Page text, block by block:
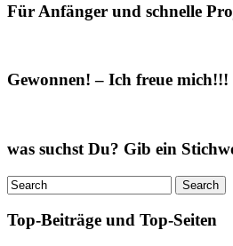
Für Anfänger und schnelle
Gewonnen! – Ich freue mich!!!
was suchst Du? Gib ein
Top-Beiträge und Top-Seiten